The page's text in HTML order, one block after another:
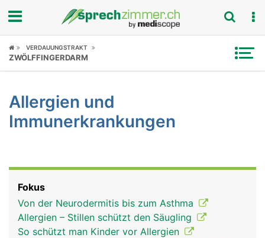
Fokus
Symptome
Ratgeber
Rubriken
VERDAUUNGSTRAKT
ZWÖLFFINGERDARM
Allergien und
Immunerkrankungen
Fokus
Von der Neurodermitis bis zum Asthma
Allergien – Stillen schützt den Säugling
So schützt man Kinder vor Allergien